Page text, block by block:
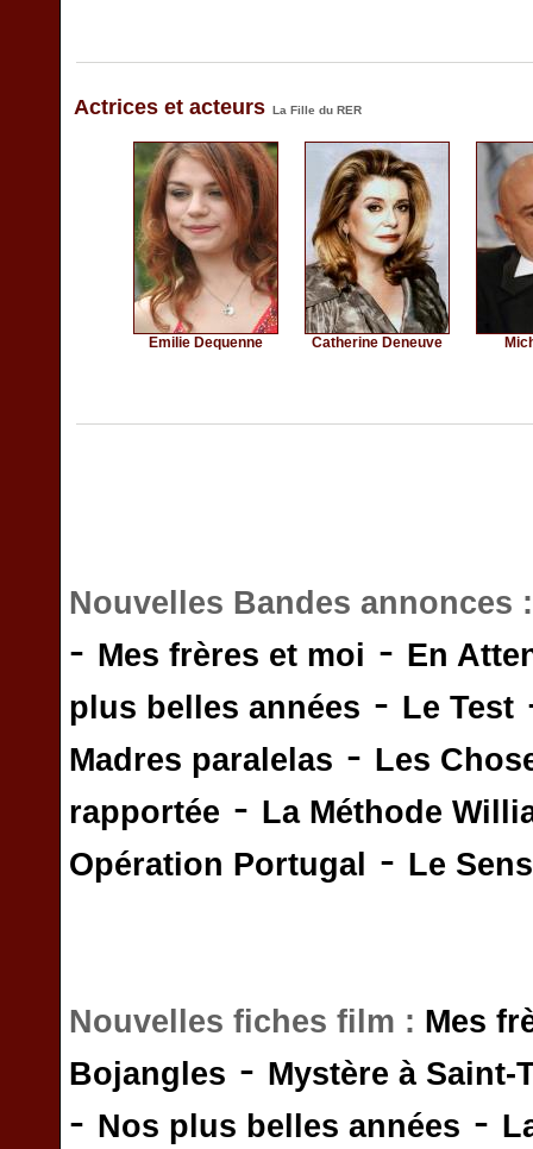
Actrices et acteurs La Fille du RER
Emilie Dequenne Catherine Deneuve
Nouvelles Bandes annonces
- Mes frères et moi - En
plus belles années - Le Test
Madres paralelas - Les
rapportée - La Méthode
Opération Portugal
- Le
Nouvelles fiches film : Mes
Bojangles - Mystère à Saint-
- Nos plus belles années -